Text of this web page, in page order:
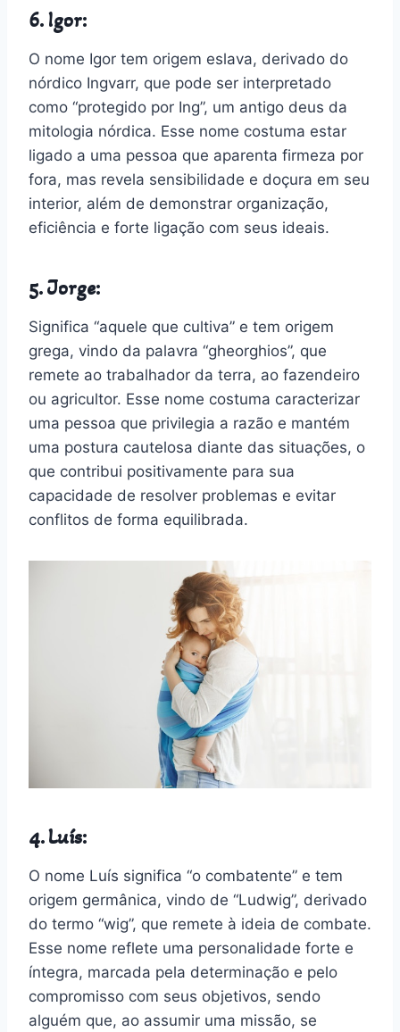
6. Igor:
O nome Igor tem origem eslava, derivado do
nórdico Ingvarr, que pode ser interpretado
como “protegido por Ing”, um antigo deus da
mitologia nórdica. Esse nome costuma estar
ligado a uma pessoa que aparenta firmeza por
fora, mas revela sensibilidade e doçura em seu
interior, além de demonstrar organização,
eficiência e forte ligação com seus ideais.
5. Jorge:
Significa “aquele que cultiva” e tem origem
grega, vindo da palavra “gheorghios”, que
remete ao trabalhador da terra, ao fazendeiro
ou agricultor. Esse nome costuma caracterizar
uma pessoa que privilegia a razão e mantém
uma postura cautelosa diante das situações, o
que contribui positivamente para sua
capacidade de resolver problemas e evitar
conflitos de forma equilibrada.
4. Luís:
O nome Luís significa “o combatente” e tem
origem germânica, vindo de “Ludwig”, derivado
do termo “wig”, que remete à ideia de combate.
Esse nome reflete uma personalidade forte e
íntegra, marcada pela determinação e pelo
compromisso com seus objetivos, sendo
alguém que, ao assumir uma missão, se